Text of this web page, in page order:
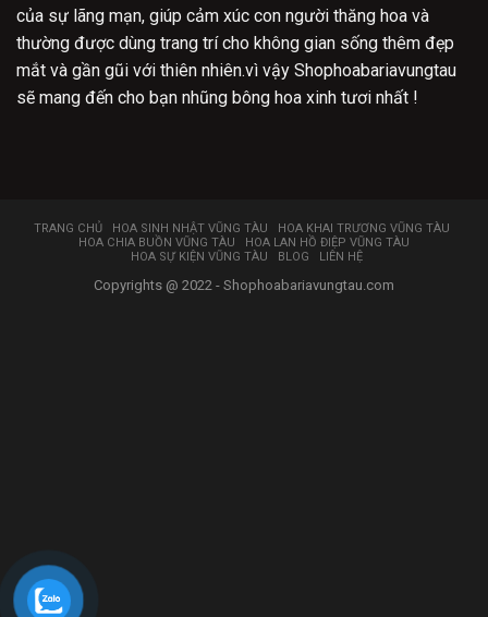
của sự lãng mạn, giúp cảm xúc con người thăng hoa và
thường được dùng trang trí cho không gian sống thêm đẹp
mắt và gần gũi với thiên nhiên.vì vậy Shophoabariavungtau
sẽ mang đến cho bạn nhũng bông hoa xinh tươi nhất !
TRANG CHỦ HOA SINH NHẬT VŨNG TÀU
HOA KHAI TRƯƠNG VŨNG TÀU
HOA CHIA BUỒN VŨNG TÀU
HOA LAN HỒ ĐIỆP VŨNG TÀU
HOA SỰ KIỆN VŨNG TÀU
BLOG LIÊN HỆ
Copyrights @ 2022 - Shophoabariavungtau.com